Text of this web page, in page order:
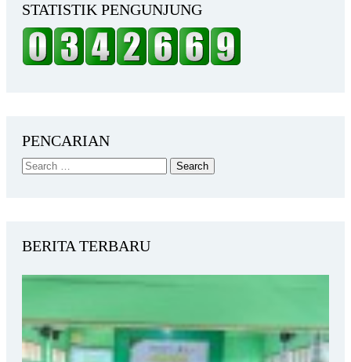
STATISTIK PENGUNJUNG
PENCARIAN
BERITA TERBARU